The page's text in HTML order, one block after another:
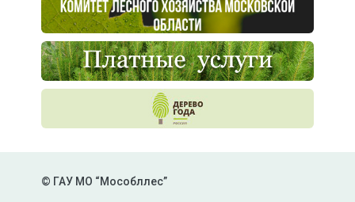
© ГАУ МО “Мособллес”